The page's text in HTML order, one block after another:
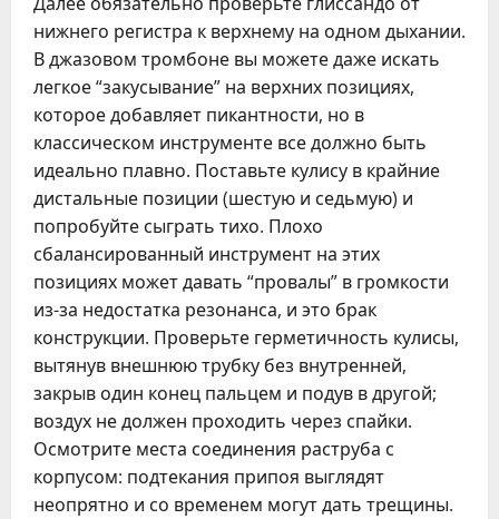
нижнего регистра к верхнему на одном дыхании.
В джазовом тромбоне вы можете даже искать
легкое “закусывание” на верхних позициях,
которое добавляет пикантности, но в
классическом инструменте все должно быть
идеально плавно. Поставьте кулису в крайние
дистальные позиции (шестую и седьмую) и
попробуйте сыграть тихо. Плохо
сбалансированный инструмент на этих
позициях может давать “провалы” в громкости
из-за недостатка резонанса, и это брак
конструкции. Проверьте герметичность кулисы,
вытянув внешнюю трубку без внутренней,
закрыв один конец пальцем и подув в другой;
воздух не должен проходить через спайки.
Осмотрите места соединения раструба с
корпусом: подтекания припоя выглядят
неопрятно и со временем могут дать трещины.